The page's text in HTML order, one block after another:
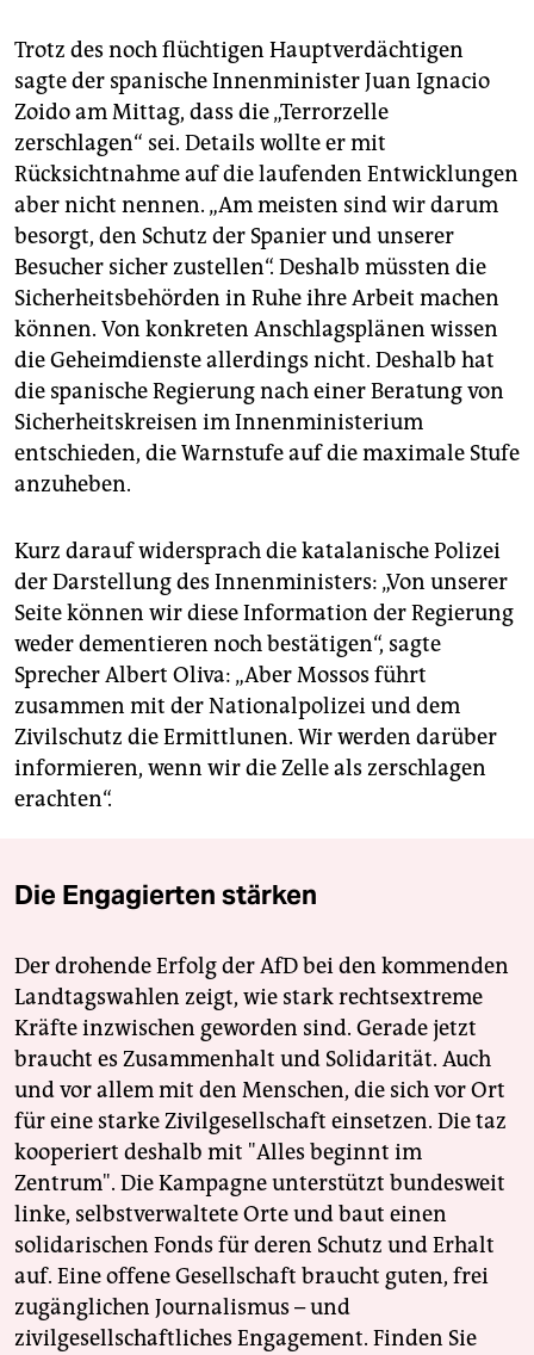
Trotz des noch flüchtigen Hauptverdächtigen
sagte der spanische Innenminister Juan Ignacio
Zoido am Mittag, dass die „Terrorzelle
zerschlagen“ sei. Details wollte er mit
Rücksichtnahme auf die laufenden Entwicklungen
aber nicht nennen. „Am meisten sind wir darum
besorgt, den Schutz der Spanier und unserer
Besucher sicher zustellen“. Deshalb müssten die
Sicherheitsbehörden in Ruhe ihre Arbeit machen
können. Von konkreten Anschlagsplänen wissen
die Geheimdienste allerdings nicht. Deshalb hat
die spanische Regierung nach einer Beratung von
Sicherheitskreisen im Innenministerium
entschieden, die Warnstufe auf die maximale Stufe
anzuheben.
Kurz darauf widersprach die katalanische Polizei
der Darstellung des Innenministers: „Von unserer
Seite können wir diese Information der Regierung
weder dementieren noch bestätigen“, sagte
Sprecher Albert Oliva: „Aber Mossos führt
zusammen mit der Nationalpolizei und dem
Zivilschutz die Ermittlunen. Wir werden darüber
informieren, wenn wir die Zelle als zerschlagen
erachten“.
Die Engagierten stärken
Der drohende Erfolg der AfD bei den kommenden
Landtagswahlen zeigt, wie stark rechtsextreme
Kräfte inzwischen geworden sind. Gerade jetzt
braucht es Zusammenhalt und Solidarität. Auch
und vor allem mit den Menschen, die sich vor Ort
für eine starke Zivilgesellschaft einsetzen. Die taz
kooperiert deshalb mit "Alles beginnt im
Zentrum". Die Kampagne unterstützt bundesweit
linke, selbstverwaltete Orte und baut einen
solidarischen Fonds für deren Schutz und Erhalt
auf. Eine offene Gesellschaft braucht guten, frei
zugänglichen Journalismus – und
zivilgesellschaftliches Engagement. Finden Sie